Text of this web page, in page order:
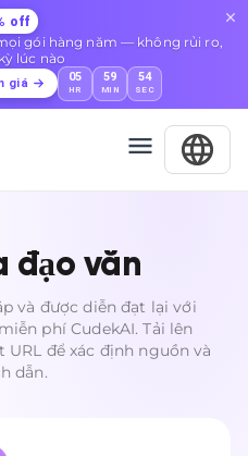
off
gói hàng năm — không rủi ro,
lúc nào
giá 05
HR
59
MIN
53
SEC
đạo văn
và được diễn đạt lại với
phí CudekAI. Tải lên
URL để xác định nguồn và
dẫn.